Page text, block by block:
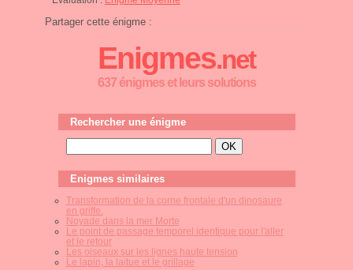
Partager cette énigme :
Enigmes.net
637 énigmes et leurs solutions
Rechercher une énigme
Enigmes similaires
Transformation de la corne frontale d'un dinosaure
en griffe.
Noyade dans la mer Morte
Le point de passage temporel identique pour l'aller
et le retour
Les oiseaux sur les lignes haute tension
Le lapin, la laitue et le grillage